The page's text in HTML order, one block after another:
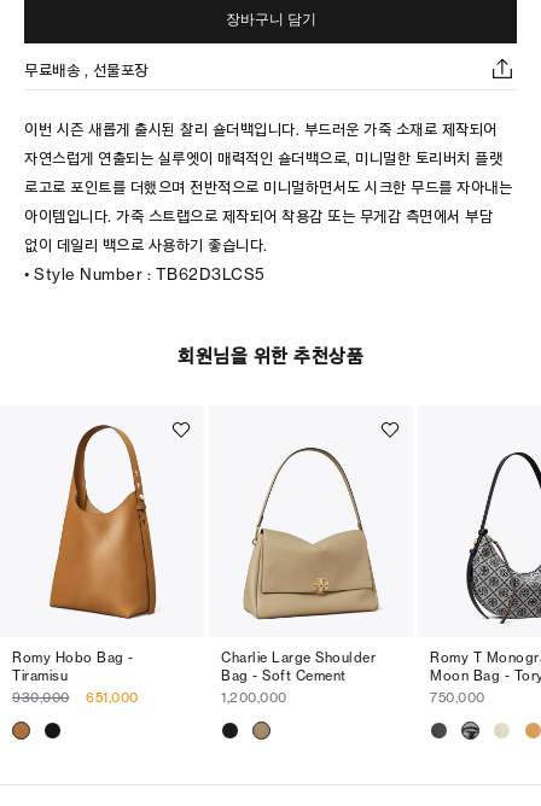
장바구니 담기
무료배송 , 선물포장
이번 시즌 새롭게 출시된 찰리 숄더백입니다. 부드러운 가죽 소재로 제작되어
자연스럽게 연출되는 실루엣이 매력적인 숄더백으로, 미니멀한 토리버치 플랫
로고로 포인트를 더했으며 전반적으로 미니멀하면서도 시크한 무드를 자아내는
아이템입니다. 가죽 스트랩으로 제작되어 착용감 또는 무게감 측면에서 부담
없이 데일리 백으로 사용하기 좋습니다.
• Style Number : TB62D3LCS5
회원님을 위한 추천상품
Romy Hobo Bag -
Tiramisu
930,000
651,000
Charlie Large Shoulder
Bag - Soft Cement
1,200,000
Romy T
Moon Bag -
750,000